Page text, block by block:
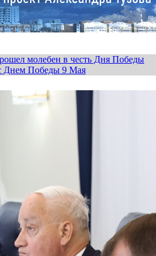
молебен в честь Дня Победы
Днем Победы 9 Мая